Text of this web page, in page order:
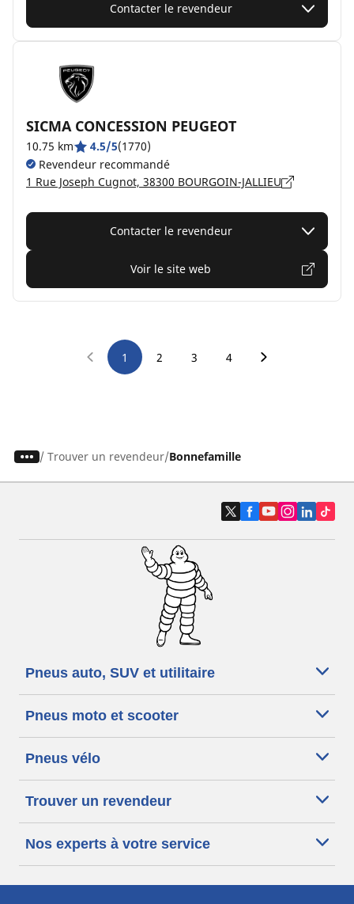
Contacter le revendeur
SICMA CONCESSION PEUGEOT
10.75 km 4.5/5(1770)
Revendeur recommandé
1 Rue Joseph Cugnot, 38300 BOURGOIN-JALLIEU
Contacter le revendeur
Voir le site web
1 2 3 4
/ Trouver un revendeur Bonnefamille
Pneus auto, SUV et utilitaire
Pneus moto et scooter
Pneus vélo
Trouver un revendeur
Nos experts à votre service